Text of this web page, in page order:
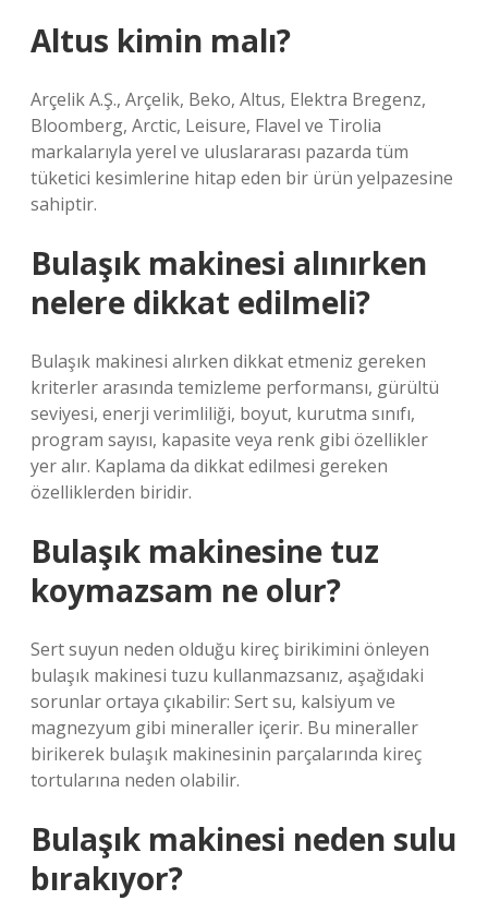
Altus kimin malı?
Arçelik A.Ş., Arçelik, Beko, Altus, Elektra Bregenz,
Bloomberg, Arctic, Leisure, Flavel ve Tirolia
markalarıyla yerel ve uluslararası pazarda tüm
tüketici kesimlerine hitap eden bir ürün yelpazesine
sahiptir.
Bulaşık makinesi alınırken
nelere dikkat edilmeli?
Bulaşık makinesi alırken dikkat etmeniz gereken
kriterler arasında temizleme performansı, gürültü
seviyesi, enerji verimliliği, boyut, kurutma sınıfı,
program sayısı, kapasite veya renk gibi özellikler
yer alır. Kaplama da dikkat edilmesi gereken
özelliklerden biridir.
Bulaşık makinesine tuz
koymazsam ne olur?
Sert suyun neden olduğu kireç birikimini önleyen
bulaşık makinesi tuzu kullanmazsanız, aşağıdaki
sorunlar ortaya çıkabilir: Sert su, kalsiyum ve
magnezyum gibi mineraller içerir. Bu mineraller
birikerek bulaşık makinesinin parçalarında kireç
tortularına neden olabilir.
Bulaşık makinesi neden sulu
bırakıyor?